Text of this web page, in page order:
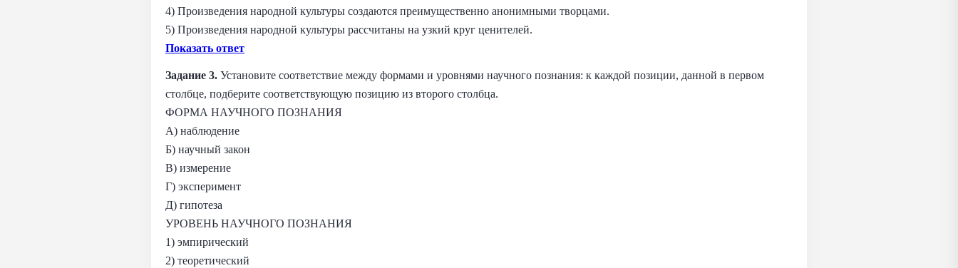
4) Произведения народной культуры создаются преимущественно анонимными творцами.
5) Произведения народной культуры рассчитаны на узкий круг ценителей.
Показать ответ
Задание 3. Установите соответствие между формами и уровнями научного познания: к каждой позиции, данной в первом
столбце, подберите соответствующую позицию из второго столбца.
ФОРМА НАУЧНОГО ПОЗНАНИЯ
А) наблюдение
Б) научный закон
В) измерение
Г) эксперимент
Д) гипотеза
УРОВЕНЬ НАУЧНОГО ПОЗНАНИЯ
1) эмпирический
2) теоретический